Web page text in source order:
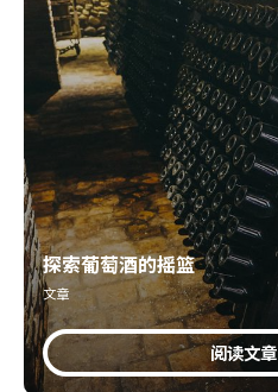
探索葡萄酒的摇篮
文章
阅读文章